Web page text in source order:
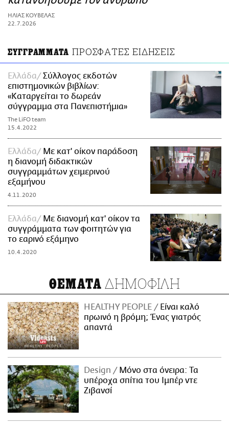
ΑΜΠΑ
PRINT
ΗΛΙΑΣ ΚΟΥΒΕΛΑΣ
22.7.2026
ΣΥΓΓΡΑΜΜΑΤΑ ΠΡΟΣΦΑΤΕΣ ΕΙΔΗΣΕΙΣ
Ελλάδα
Σύλλογος εκδοτών
επιστημονικών βιβλίων:
«Καταργείται το δωρεάν
σύγγραμμα στα Πανεπιστήμια»
The LiFO team
15.4.2022
Ελλάδα
Με κατ' οίκον παράδοση
η διανομή διδακτικών
συγγραμμάτων χειμερινού
εξαμήνου
4.11.2020
Ελλάδα
Με διανομή κατ' οίκον τα
συγγράμματα των φοιτητών για
το εαρινό εξάμηνο
10.4.2020
ΘΕΜΑΤΑ ΔΗΜΟΦΙΛΗ
HEALTHY PEOPLE
Είναι καλό
πρωινό η βρόμη; Ένας γιατρός
απαντά
Design
Μόνο στα όνειρα: Τα
υπέροχα σπίτια του Ιμπέρ ντε
Ζιβανσί